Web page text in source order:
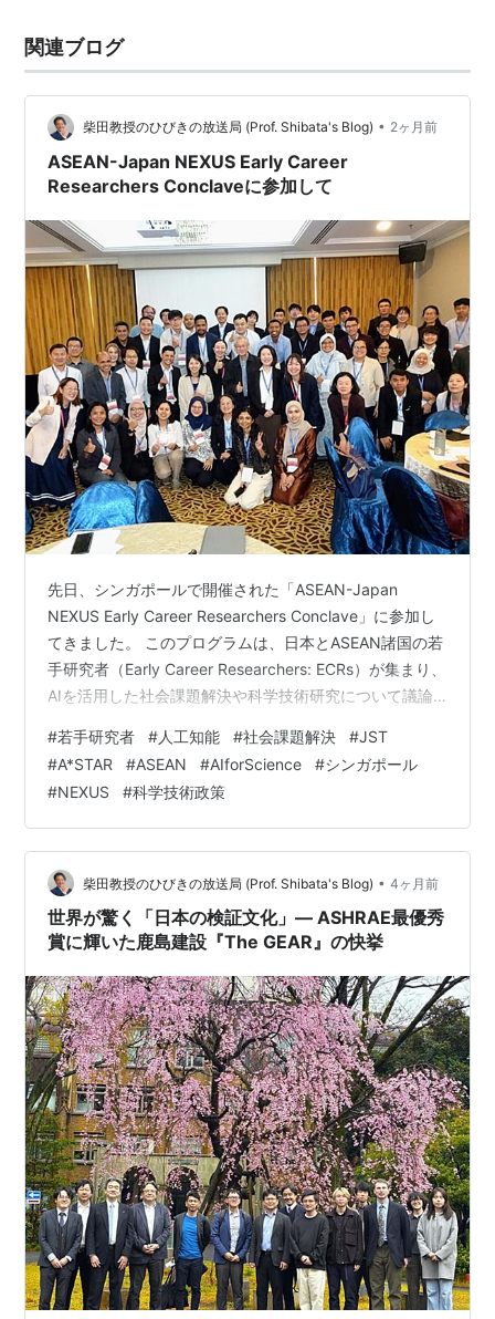
関連ブログ
柴田教授のひびきの放送局 (Prof. Shibata's Blog) • 2ヶ月前
ASEAN-Japan NEXUS Early Career
Researchers Conclaveに参加して
先日、シンガポールで開催された「ASEAN-Japan
NEXUS Early Career Researchers Conclave」に参加し
てきました。 このプログラムは、日本とASEAN諸国の若
手研究者（Early Career Researchers: ECRs）が集まり、
AIを活用した社会課題解決や科学技術研究について議論
たものです。 今回のConclaveには、日本から11名、
ASEAN各国から32名のECRsが参加しました。 イベント
終了後の記念写真 私は、基調講演（Keynote Speech）
とECR Mastery Clas…
#若手研究者 #人工知能 #社会課題解決 #JST
#A*STAR #ASEAN #AIforScience #シンガポール
#NEXUS #科学技術政策
柴田教授のひびきの放送局 (Prof. Shibata's Blog) • 4ヶ月前
世界が驚く「日本の検証文化」― ASHRAE最優秀
賞に輝いた鹿島建設『The GEAR』の快挙